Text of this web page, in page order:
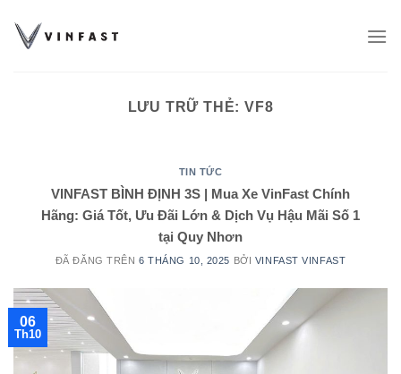
đến
LƯU TRỮ THẺ: VF8
TIN TỨC
VINFAST BÌNH ĐỊNH 3S | Mua Xe VinFast Chính
Hãng: Giá Tốt, Ưu Đãi Lớn & Dịch Vụ Hậu Mãi Số 1
tại Quy Nhơn
ĐÃ ĐĂNG TRÊN6 THÁNG 10, 2025 BỞI VINFAST VINFAST
06
Th10